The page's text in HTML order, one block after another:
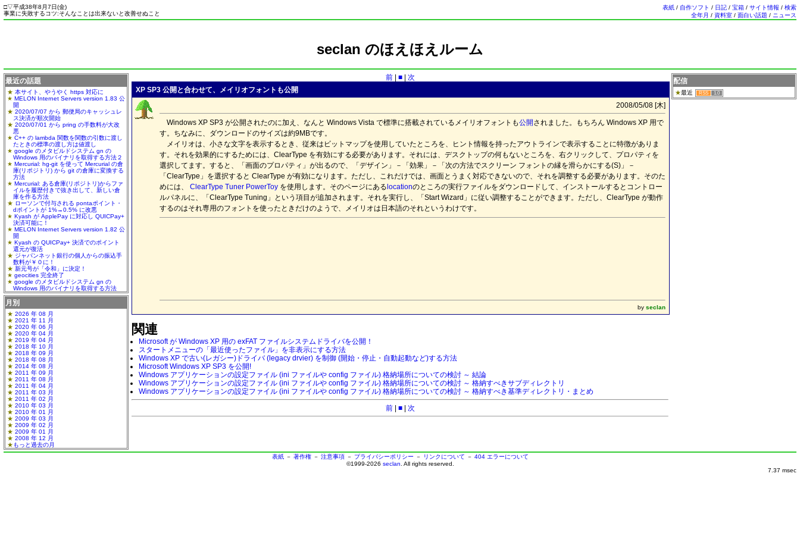
□▽平成38年8月7日(金)
事業に失敗するコツ:そんなことは出来ないと改善せぬこと
表紙 / 自作ソフト / 日記 / 宝箱 / サイト情報 / 検索
全年月 / 資料室 / 面白い話題 / ニュース
seclan のほえほえルーム
前| ■|
次
XP SP3 公開と合わせて、メイリオフォントも公開
2008/05/08 [木]
Windows XP SP3 が公開されたのに加え、なんと Windows Vista で標準に搭載されているメイリオフォントも公開されました。
もちろん Windows XP 用で
す。ちなみに、ダウンロードのサイズは約9MBです。
メイリオは、小さな文字を表示するとき、従来はビットマップを使用していたところを、ヒント情報を持ったアウトラインで表示することに特徴がありま
す。それを効果的にするためには、ClearType を有効にする必要があります。それには、デスクトップの何もないところを、右クリックして、プロパティを
選択してます。すると、「画面のプロパティ」が出るので、「デザイン」－「効果」－「次の方法でスクリーン フォントの縁を滑らかにする(S)」－
「ClearType」を選択すると ClearType が有効になります。ただし、これだけでは、画面とうまく対応できないので、それを調整する必要があります。そのた
めには、 ClearType Tuner PowerToy を使用します。そのページにある locationのところの実行ファイルをダウンロードして、インストールするとコントロー
ルパネルに、「ClearType Tuning」という項目が追加されます。それを実行し、「Start Wizard」に従い調整することができます。ただし、ClearType が動作
するのはそれ専用のフォントを使ったときだけのようで、メイリオは日本語のそれというわけです。
by seclan
関連
Microsoft が Windows XP 用の exFAT ファイルシステムドライバを公開！
スタートメニューの「最近使ったファイル」を非表示にする方法
Windows XP で古い(レガシー)ドライバ (legacy drvier) を制御 (開始・停止・自動起動など)する方法
Microsoft Windows XP SP3 を公開!
Windows アプリケーションの設定ファイル (ini ファイルや config ファイル) 格納場所についての検討 ～ 結論
Windows アプリケーションの設定ファイル (ini ファイルや config ファイル) 格納場所についての検討 ～ 格納すべきサブディレクトリ
Windows アプリケーションの設定ファイル (ini ファイルや config ファイル) 格納場所についての検討 ～ 格納すべき基準ディレクトリ・まとめ
前| ■| 次
最近の話題
本サイト、やうやく https 対応に
MELON Internet Servers version 1.83 公
開
2020/07/07 から 郵便局のキャッシュレ
ス決済が順次開始
2020/07/01 から pring の手数料が大改
悪
C++ の lambda 関数を関数の引数に渡し
たときの標準の渡し方は値渡し
google のメタビルドシステム gn の
Windows 用のバイナリを取得する方法２
Mercurial: hg-git を使って Mercurial の倉
庫(リポジトリ) から git の倉庫に変換する
方法
Mercurial: ある倉庫(リポジトリ)からファ
イルを履歴付きで抜き出して、新しい倉
庫を作る方法
ローソンで付与される pontaポイント・
dポイントが 1%→0.5% に改悪
Kyash が ApplePay に対応し QUICPay+
決済可能に！
MELON Internet Servers version 1.82 公
開
Kyash の QUICPay+ 決済でのポイント
還元が復活
ジャパンネット銀行の個人からの振込手
数料が￥０に！
新元号が「令和」に決定！
geocities 完全終了
google のメタビルドシステム gn の
Windows 用のバイナリを取得する方法
月別
2026 年 08 月
2021 年 11 月
2020 年 06 月
2020 年 04 月
2019 年 04 月
2018 年 10 月
2018 年 09 月
2018 年 08 月
2014 年 08 月
2011 年 09 月
2011 年 08 月
2011 年 04 月
2011 年 03 月
2011 年 02 月
2010 年 03 月
2010 年 01 月
2009 年 03 月
2009 年 02 月
2009 年 01 月
2008 年 12 月
もっと過去の月
配信
最近 RSS 1.0
表紙 － 著作権 － 注意事項 － プライバシーポリシー － リンクについて － 404 エラーについて
©1999-2026 seclan . All rights reserved.
7.37 msec